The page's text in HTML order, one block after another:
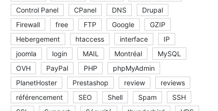
Control Panel
CPanel DNS
Drupal
Firewall
free FTP Google
GZIP
Hebergement
htaccess interface
IP
joomla
login MAIL Montréal
MySQL
OVH
PayPal PHP
phpMyAdmin
PlanetHoster
Prestashop review
reviews
référencement
SEO Shell Spam
SSH